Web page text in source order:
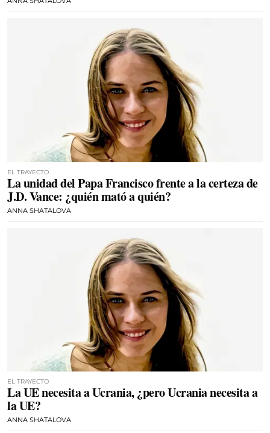
EL TRAYECTO
La unidad del Papa Francisco frente a la certeza de
J.D. Vance: ¿quién mató a quién?
ANNA SHATALOVA
EL TRAYECTO
La UE necesita a Ucrania, ¿pero Ucrania necesita a
la UE?
ANNA SHATALOVA